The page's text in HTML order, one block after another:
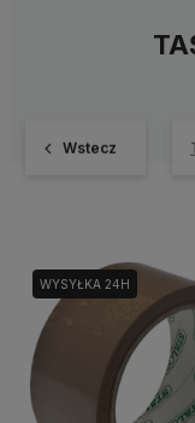
Wstecz
WYSYŁKA 24H